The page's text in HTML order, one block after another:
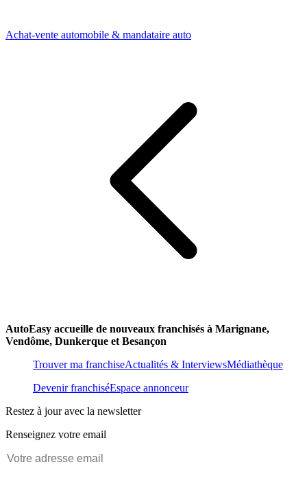
Achat-vente automobile & mandataire auto
AutoEasy accueille de nouveaux franchisés à Marignane,
Vendôme, Dunkerque et Besançon
Trouver ma franchiseActualités & InterviewsMédiathèque
Devenir franchiséEspace annonceur
Restez à jour avec la newsletter
Renseignez votre email